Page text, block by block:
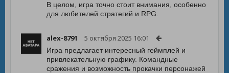
В целом, игра точно стоит внимания, особенно
для любителей стратегий и RPG.
alex-8791 5 октября 2025 16:01
Игра предлагает интересный геймплей и
привлекательную графику. Командные
сражения и возможность прокачки персонажей